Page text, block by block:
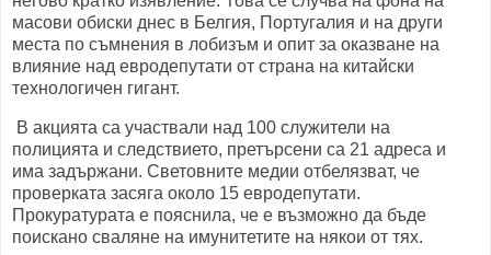
масови обиски днес в Белгия, Португалия и на други
места по съмнения в лобизъм и опит за оказване на
влияние над евродепутати от страна на китайски
технологичен гигант.
В акцията са участвали над 100 служители на
полицията и следствието, претърсени са 21 адреса и
има задържани. Световните медии отбелязват, че
проверката засяга около 15 евродепутати.
Прокуратурата е пояснила, че е възможно да бъде
поискано сваляне на имунитетите на някои от тях.